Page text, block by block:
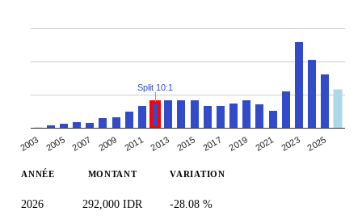
2003 2005 2007 2009 2011 2013 2015 2017 2019 2021 2023 2025
Split 10:1
ANNÉE MONTANT VARIATION
2026 292,000 IDR -28.08 %